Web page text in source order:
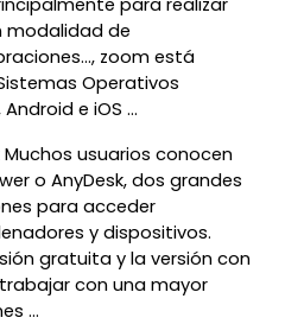
modalidad de
zoom está
Operativos
e iOS ...
Muchos usuarios conocen
o AnyDesk, dos grandes
para acceder
y dispositivos.
gratuita y la versión con
con una mayor
...